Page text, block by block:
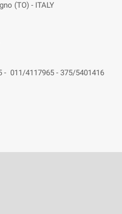
(TO) - ITALY
- 011/4117965 - 375/5401416